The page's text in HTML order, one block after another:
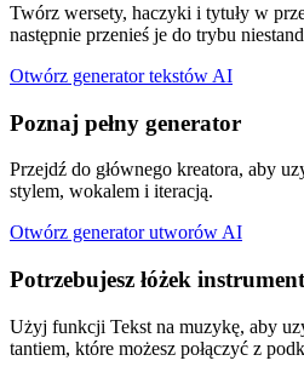
Twórz wersety, haczyki i tytuły w
następnie przenieś je do trybu
Otwórz generator tekstów AI
Poznaj pełny generator
Przejdź do głównego kreatora, aby
stylem, wokalem i iteracją.
Otwórz generator utworów AI
Potrzebujesz łóżek
Użyj funkcji Tekst na muzykę, aby
tantiem, które możesz połączyć z